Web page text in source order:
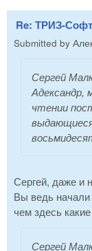
Re: ТРИЗ-
Submitted by
Сергей
Адександр,
чтении
Сергей, даже и
Вы ведь начали
чем здесь
Сергей